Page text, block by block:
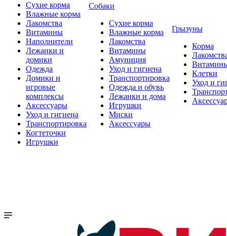
Сухие корма
Влажные корма
Лакомства
Витамины
Наполнители
Лежанки и
домики
Одежда
Домики и
игровые
комплексы
Аксессуары
Уход и гигиена
Транспортировка
Когтеточки
Игрушки
Собаки
Сухие корма
Влажные корма
Лакомства
Витамины
Амуниция
Уход и гигиена
Транспортировка
Одежда и обувь
Лежанки и дома
Игрушки
Миски
Аксессуары
Грызуны
Корма
Клетки
Уход и